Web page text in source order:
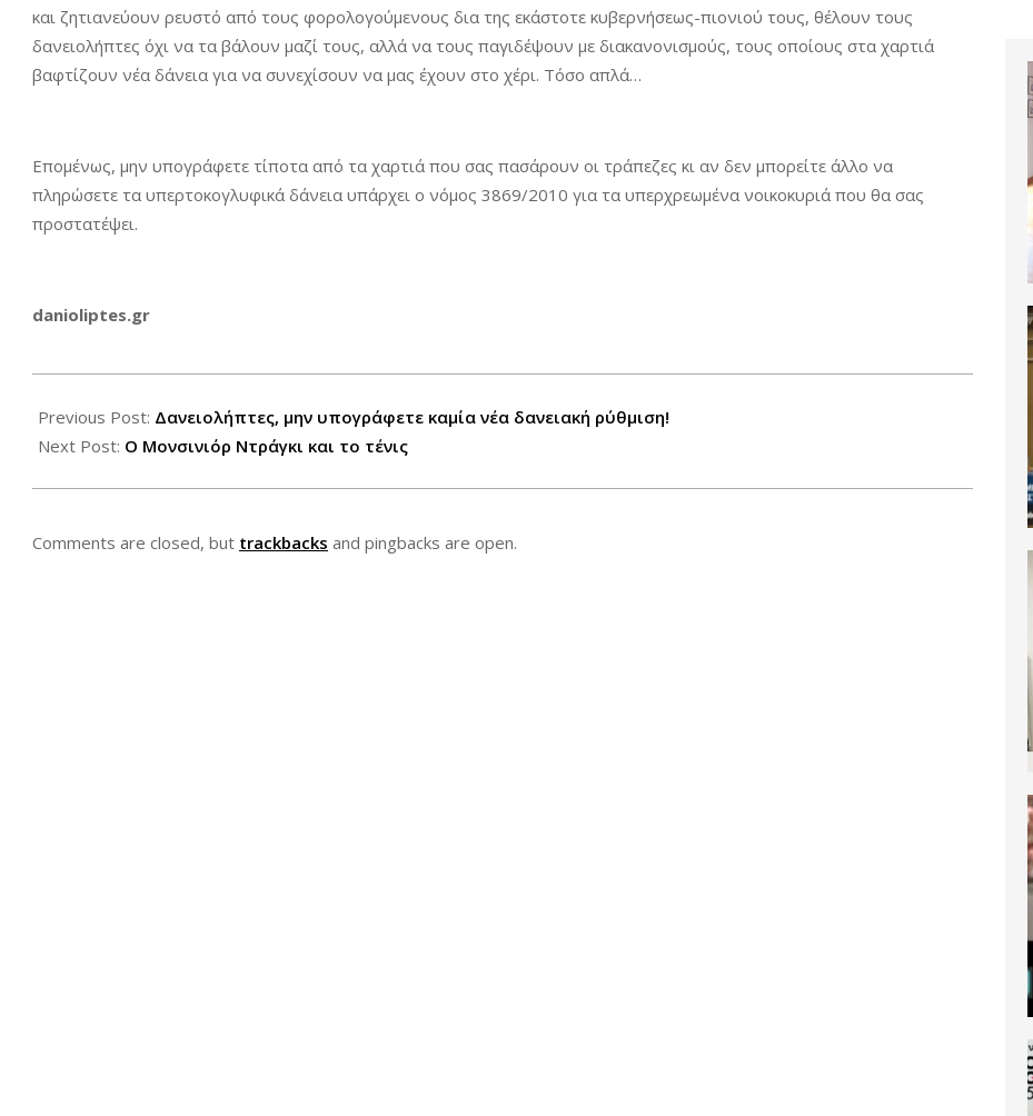
και ζητιανεύουν ρευστό από τους φορολογούμενους δια της εκάστοτε κυβερνήσεως-πιονιού τους, θέλουν τους
δανειολήπτες όχι να τα βάλουν μαζί τους, αλλά να τους παγιδέψουν με διακανονισμούς, τους οποίους στα χαρτιά
βαφτίζουν νέα δάνεια για να συνεχίσουν να μας έχουν στο χέρι. Τόσο απλά…
Επομένως, μην υπογράφετε τίποτα από τα χαρτιά που σας πασάρουν οι τράπεζες κι αν δεν μπορείτε άλλο να
πληρώσετε τα υπερτοκογλυφικά δάνεια υπάρχει ο νόμος 3869/2010 για τα υπερχρεωμένα νοικοκυριά που θα σας
προστατέψει.
danioliptes.gr
04-
16
Previous Post: Δανειολήπτες, μην υπογράφετε καμία νέα δανειακή ρύθμιση!
Next Post: Ο Μονσινιόρ Ντράγκι και το τένις
Comments are closed, but trackbacks and pingbacks are open.